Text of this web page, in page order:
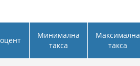
Минимална
такса
Максимална
такса